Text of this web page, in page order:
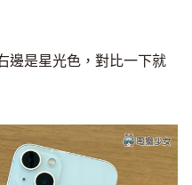
是星光色，對比一下就